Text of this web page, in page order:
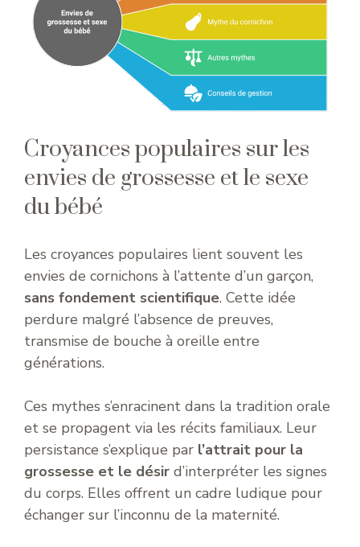
Croyances populaires sur les
envies de grossesse et le sexe
du bébé
Les croyances populaires lient souvent les
envies de cornichons à l’attente d’un garçon,
sans fondement scientifique. Cette idée
perdure malgré l’absence de preuves,
transmise de bouche à oreille entre
générations.
Ces mythes s’enracinent dans la tradition orale
et se propagent via les récits familiaux. Leur
persistance s’explique par l’attrait pour la
grossesse et le désir d’interpréter les signes
du corps. Elles offrent un cadre ludique pour
échanger sur l’inconnu de la maternité.